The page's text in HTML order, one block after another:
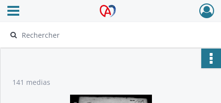
Archives Alsace - Colmar
Ouvrir le menu déroulant
141 medias